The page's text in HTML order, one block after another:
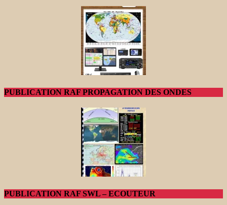
PUBLICATION RAF PROPAGATION DES ONDES
PUBLICATION RAF SWL – ECOUTEUR